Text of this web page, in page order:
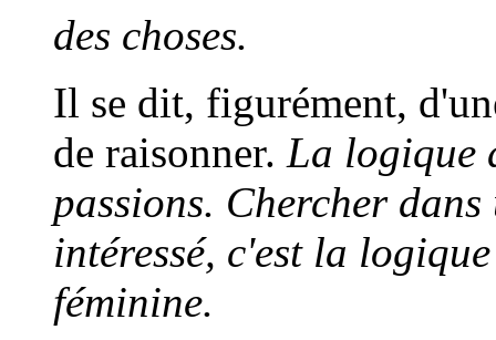
des choses.
Il se dit, figurément,
de raisonner. La logique
passions. Chercher
intéressé, c'est la
féminine.